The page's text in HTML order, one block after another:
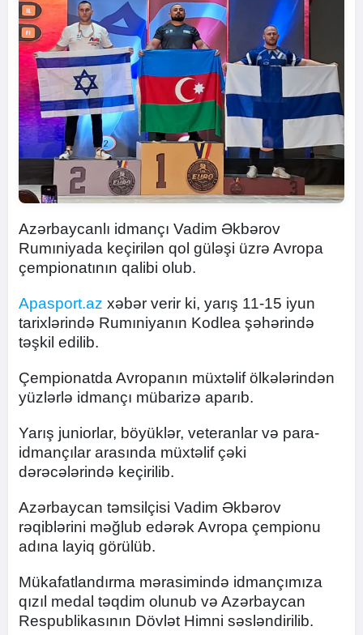
Azərbaycanlı idmançı Vadim Əkbərov
Rumıniyada keçirilən qol güləşi üzrə Avropa
çempionatının qalibi olub.
Apasport.az xəbər verir ki, yarış 11-15 iyun
tarixlərində Rumıniyanın Kodlea şəhərində
təşkil edilib.
Çempionatda Avropanın müxtəlif ölkələrindən
yüzlərlə idmançı mübarizə aparıb.
Yarış juniorlar, böyüklər, veteranlar və para-
idmançılar arasında müxtəlif çəki
dərəcələrində keçirilib.
Azərbaycan təmsilçisi Vadim Əkbərov
rəqiblərini məğlub edərək Avropa çempionu
adına layiq görülüb.
Mükafatlandırma mərasimində idmançımıza
qızıl medal təqdim olunub və Azərbaycan
Respublikasının Dövlət Himni səsləndirilib.